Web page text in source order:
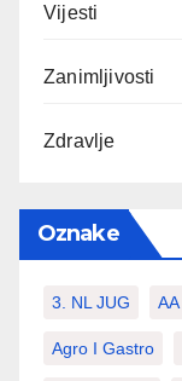
Vijesti
Zanimljivosti
Zdravlje
Oznake
3. NL JUG AA
Agro I Gastro